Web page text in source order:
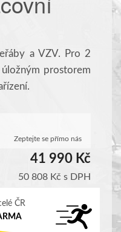
a VZV. Pro 2
prostorem
Zeptejte se přímo nás
41 990 Kč
50 808 Kč s DPH
ČR